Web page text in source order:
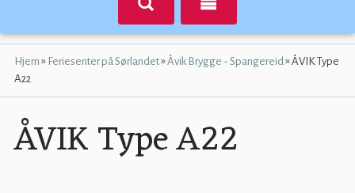
Hjem » Feriesenter på Sørlandet»Åvik Brygge - Spangereid»ÅVIK Type
A22
ÅVIK Type A22